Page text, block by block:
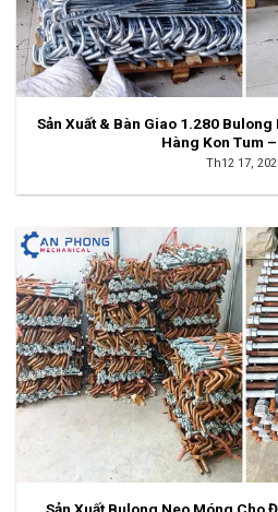
Sản Xuất & Bàn Giao 1.280
Hàng Kon Tum
Th12 17,